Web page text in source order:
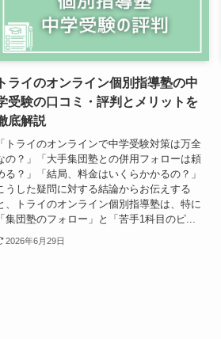
トライのオンライン個別指導塾の中
受験の口コミ・評判とメリットを
底解説
「トライのオンラインで中学受験対策は万全
の？」「大手集団塾との併用フォローは頼
る？」「結局、料金はいくらかかるの？」
うした疑問に対する結論からお伝えする
、トライのオンライン個別指導塾は、特に
「集団塾のフォロー」と「苦手1科目のピ...
2026年6月29日